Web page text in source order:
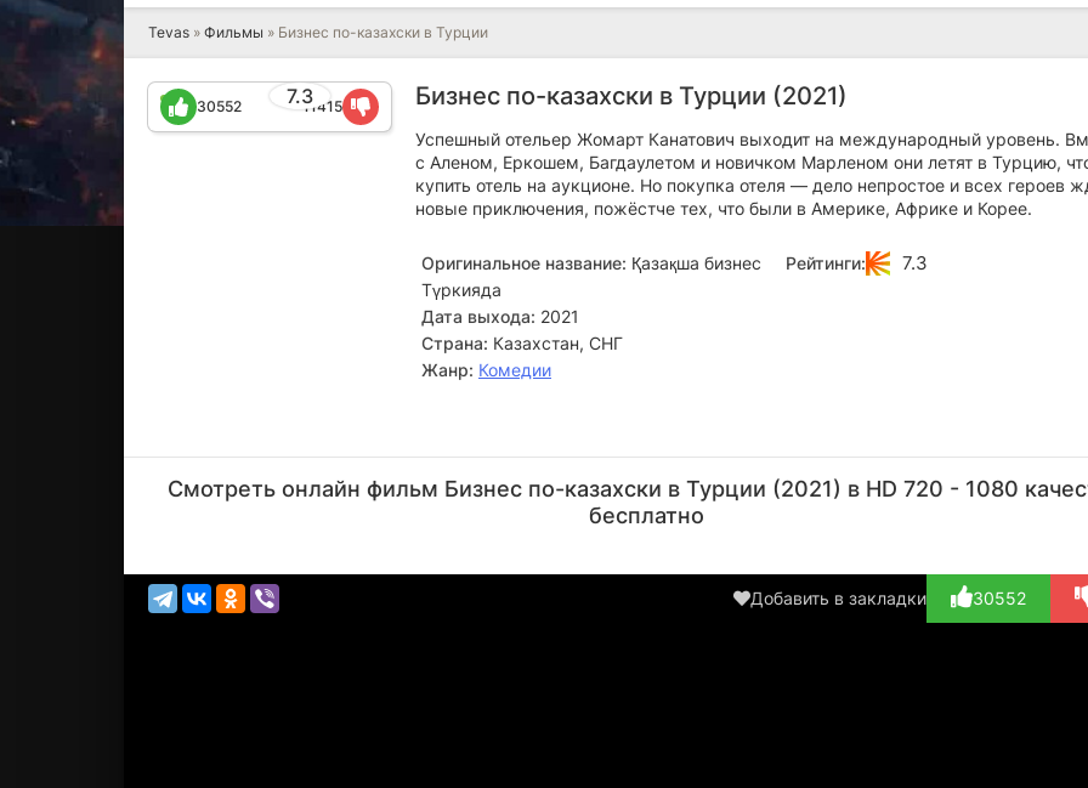
Tevas » Фильмы » Бизнес по-казахски в Турции
Бизнес по-казахски в Турции (2021)
7.3
30552 11415
Успешный отельер Жомарт Канатович выходит на международный уровень.
с Аленом, Еркошем, Багдаулетом и новичком Марленом они летят в Турцию,
купить отель на аукционе. Но покупка отеля — дело непростое и всех героев
новые приключения, пожёстче тех, что были в Америке, Африке и Корее.
Оригинальное название: Қазақша бизнес
Түркияда
Дата выхода: 2021
Страна: Казахстан, СНГ
Жанр: Комедии
Рейтинги: 7.3
Байжанбаев
Актёр
Коянбаев
Актёр
Матжанов
Режиссёр
Амантай
Актёр
Жоланова
Актёр
Смотреть онлайн фильм Бизнес по-казахски в Турции (2021) в HD 720 - 1080
бесплатно
Добавить в закладки 30552